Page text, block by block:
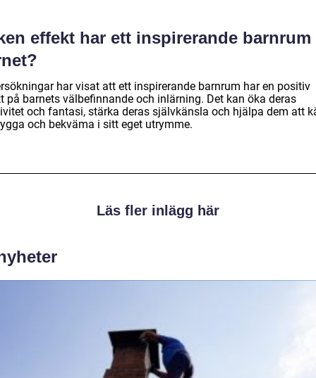
effekt har ett inspirerande barnrum
har visat att ett inspirerande barnrum har en positiv
på barnets välbefinnande och inlärning. Det kan öka deras
och fantasi, stärka deras självkänsla och hjälpa dem att
och bekväma i sitt eget utrymme.
Läs fler inlägg här